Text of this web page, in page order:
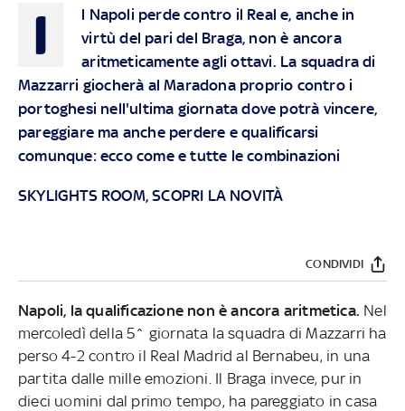
I
l Napoli perde contro il Real e, anche in
virtù del pari del Braga, non è ancora
aritmeticamente agli ottavi. La squadra di
Mazzarri giocherà al Maradona proprio contro i
portoghesi nell'ultima giornata dove potrà vincere,
pareggiare ma anche perdere e qualificarsi
comunque: ecco come e tutte le combinazioni
SKYLIGHTS ROOM, SCOPRI LA NOVITÀ
CONDIVIDI
Napoli, la qualificazione non è ancora aritmetica. Nel
mercoledì della 5^ giornata la squadra di Mazzarri ha
perso 4-2 contro il Real Madrid al Bernabeu, in una
partita dalle mille emozioni. Il Braga invece, pur in
dieci uomini dal primo tempo, ha pareggiato in casa